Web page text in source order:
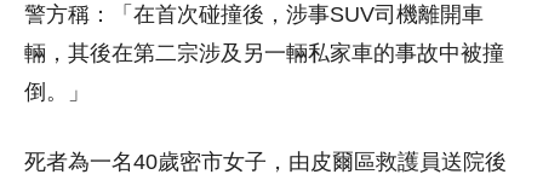
警方稱：「在首次碰撞後，涉事SUV司機離開車
輛，其後在第二宗涉及另一輛私家車的事故中被撞
倒。」
死者為一名40歲密市女子，由皮爾區救護員送院後